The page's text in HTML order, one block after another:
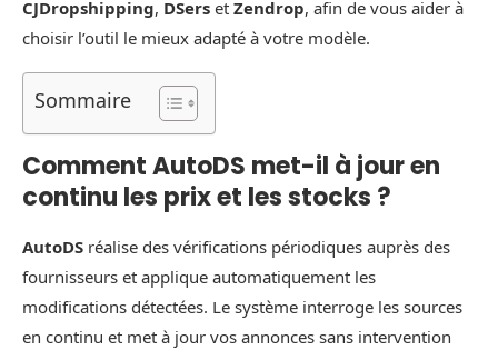
CJDropshipping, DSers et Zendrop, afin de vous aider à
choisir l’outil le mieux adapté à votre modèle.
Sommaire
Comment AutoDS met-il à jour en
continu les prix et les stocks ?
AutoDS réalise des vérifications périodiques auprès des
fournisseurs et applique automatiquement les
modifications détectées. Le système interroge les sources
en continu et met à jour vos annonces sans intervention